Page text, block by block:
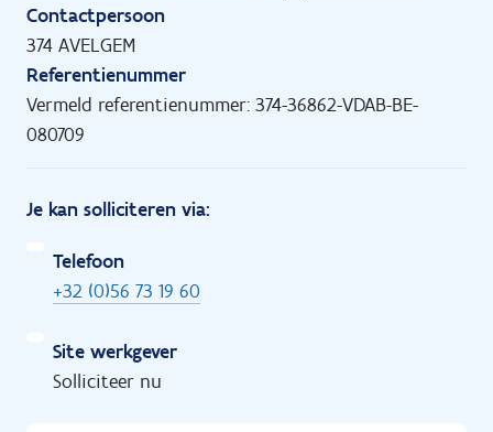
Contactpersoon
374 AVELGEM
Referentienummer
Vermeld referentienummer: 374-36862-VDAB-BE-
080709
Je kan solliciteren via:
Telefoon
+32 (0)56 73 19 60
Site werkgever
Solliciteer nu